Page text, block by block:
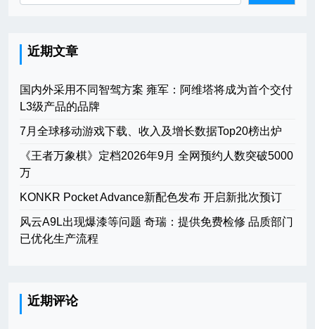
近期文章
国内外采用不同智驾方案 雍军：阿维塔将成为首个交付
L3级产品的品牌
7月全球移动游戏下载、收入及增长数据Top20榜出炉
《王者万象棋》定档2026年9月 全网预约人数突破5000
万
KONKR Pocket Advance新配色发布 开启新批次预订
风云A9L出现爆漆等问题 奇瑞：提供免费检修 品质部门
已优化生产流程
近期评论